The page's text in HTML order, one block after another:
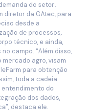
do setor.
diretor da GAtec, para
desde a
de processos,
técnico, e ainda,
campo. “Além disso,
agro, visam
para obtenção
toda a cadeia
do
dos dados,
destaca ele.